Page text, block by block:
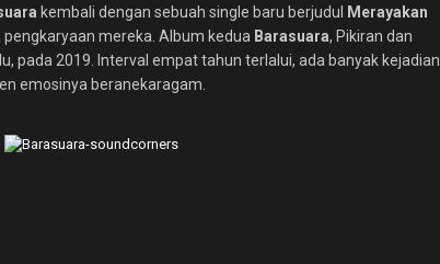
kembali dengan sebuah single baru berjudul
Merayakan
pengkaryaan mereka. Album kedua Barasuara, Pikiran dan
pada 2019. Interval empat tahun terlalui, ada banyak kejadian
emosinya beranekaragam.